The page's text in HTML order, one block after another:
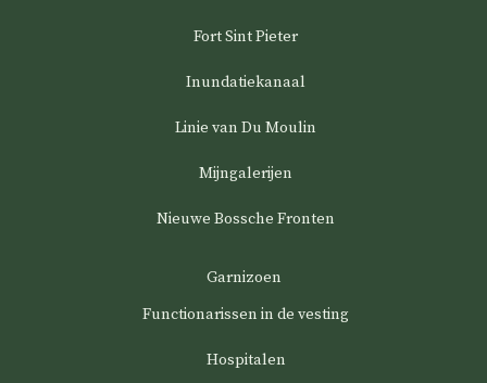
Fort Sint Pieter
Inundatiekanaal
Linie van Du Moulin
Mijngalerijen
Nieuwe Bossche Fronten
Garnizoen
Functionarissen in de vesting
Hospitalen